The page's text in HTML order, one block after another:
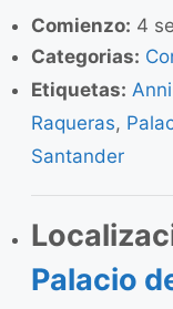
Comienzo: 4
Categorias:
Etiquetas:
Raqueras,
Santander
Palacio